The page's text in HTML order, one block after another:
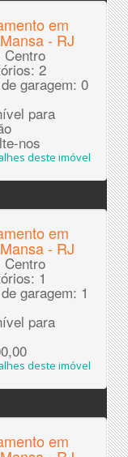
em
- RJ
Centro
2
garagem: 0
para
nos
deste imóvel
em
- RJ
Centro
1
garagem: 1
para
deste imóvel
em